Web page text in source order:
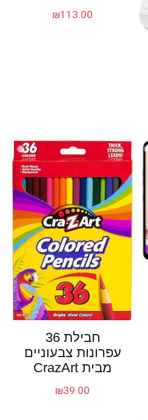
₪113.00
חבילת 36
עפרונות צבעוניים
מבית CrazArt
₪39.00